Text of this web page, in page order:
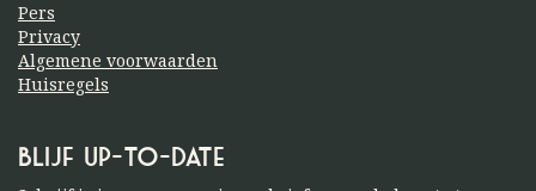
Pers
Privacy
Algemene voorwaarden
Huisregels
Blijf up-to-date